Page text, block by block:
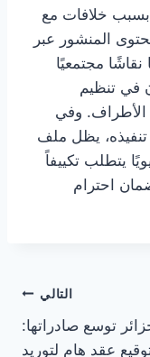
بسبب خلافات مع
المنشور عبر
مجتمعيًا
في تنظيم
وفي
يظل ملف
يتطلب تكييفاً
احترام
التالي
توسع صادراتها:
عقد هام لتوريد